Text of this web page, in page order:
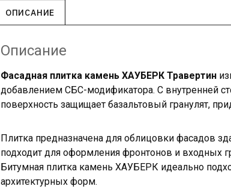
ОПИСАНИЕ
Описание
Фасадная плитка камень ХАУБЕРК Травертин
добавлением СБС-модификатора. С внутренней
поверхность защищает базальтовый гранулят,
Плитка предназначена для облицовки фасадов
подходит для оформления фронтонов и входных
Битумная плитка камень ХАУБЕРК идеально
архитектурных форм.